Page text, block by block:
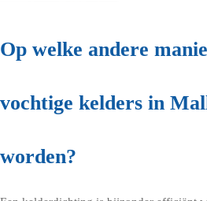
Op welke andere
vochtige kelders in
worden?